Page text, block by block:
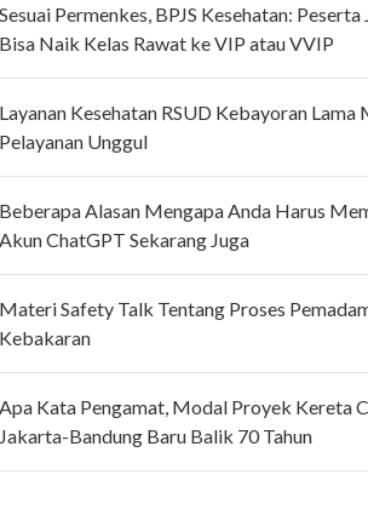
Permenkes, BPJS Kesehatan: Peserta
Naik Kelas Rawat ke VIP atau VVIP
Kesehatan RSUD Kebayoran Lama
Unggul
Alasan Mengapa Anda Harus
ChatGPT Sekarang Juga
Safety Talk Tentang Proses
Kata Pengamat, Modal Proyek Kereta
Bandung Baru Balik 70 Tahun